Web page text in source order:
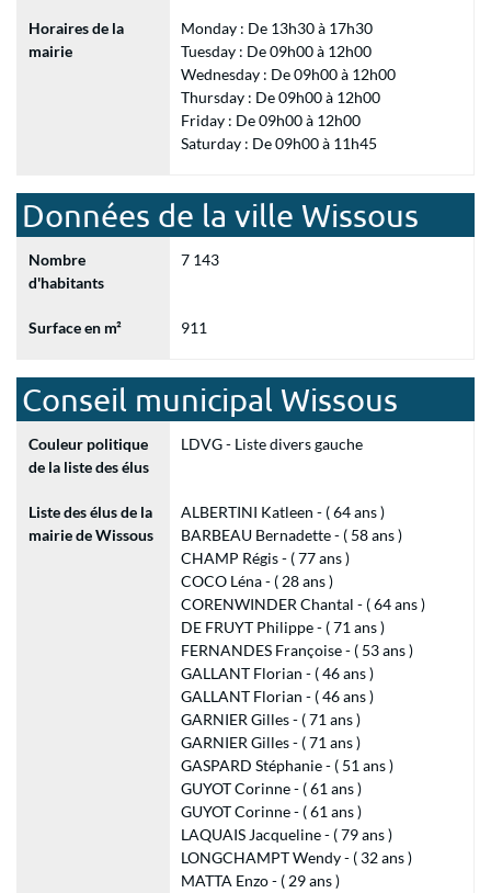
Horaires de la
mairie
Monday : De 13h30 à 17h30
Tuesday : De 09h00 à 12h00
Wednesday : De 09h00 à 12h00
Thursday : De 09h00 à 12h00
Friday : De 09h00 à 12h00
Saturday : De 09h00 à 11h45
Données de la ville Wissous
Nombre
d'habitants
7 143
Surface en m² 911
Conseil municipal Wissous
Couleur politique
de la liste des élus
LDVG - Liste divers gauche
Liste des élus de la
mairie de Wissous
ALBERTINI Katleen - ( 64 ans )
BARBEAU Bernadette - ( 58 ans )
CHAMP Régis - ( 77 ans )
COCO Léna - ( 28 ans )
CORENWINDER Chantal - ( 64 ans )
DE FRUYT Philippe - ( 71 ans )
FERNANDES Françoise - ( 53 ans )
GALLANT Florian - ( 46 ans )
GALLANT Florian - ( 46 ans )
GARNIER Gilles - ( 71 ans )
GARNIER Gilles - ( 71 ans )
GASPARD Stéphanie - ( 51 ans )
GUYOT Corinne - ( 61 ans )
GUYOT Corinne - ( 61 ans )
LAQUAIS Jacqueline - ( 79 ans )
LONGCHAMPT Wendy - ( 32 ans )
MATTA Enzo - ( 29 ans )